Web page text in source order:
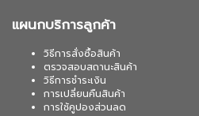
แผนกบริการลูกค้า
วิธีการสั่งซื้อสินค้า
ตรวจสอบสถานะสินค้า
วิธีการชำระเงิน
การเปลี่ยนคืนสินค้า
การใช้คูปองส่วนลด